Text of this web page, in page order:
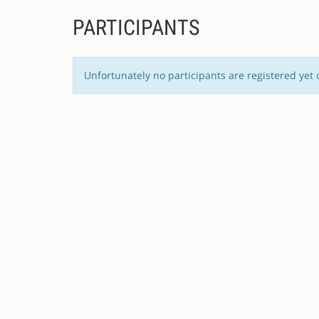
PARTICIPANTS
Unfortunately no participants are registered